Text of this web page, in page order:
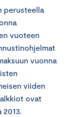
perusteella
vuoteen
vuonna
viiden
ovat